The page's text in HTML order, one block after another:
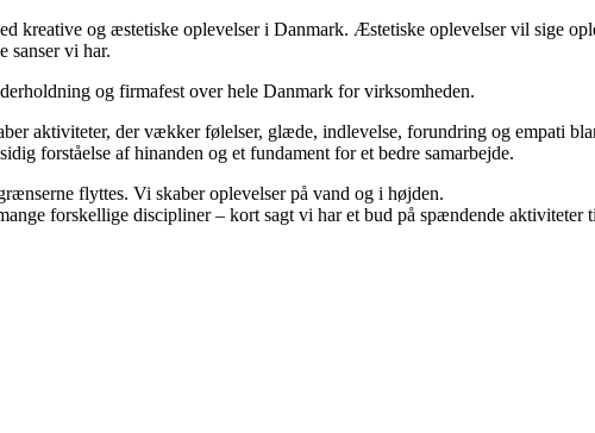
kreative og æstetiske oplevelser i Danmark. Æstetiske oplevelser vil sige
sanser vi har.
og firmafest over hele Danmark for virksomheden.
aktiviteter, der vækker følelser, glæde, indlevelse, forundring og empati
forståelse af hinanden og et fundament for et bedre samarbejde.
flyttes. Vi skaber oplevelser på vand og i højden.
forskellige discipliner – kort sagt vi har et bud på spændende aktiviteter